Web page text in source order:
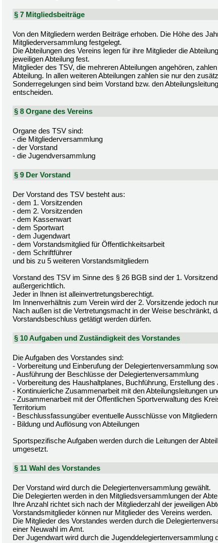
§ 7 Mitgliedsbeiträge
Von den Mitgliedern werden Beiträge erhoben. Die Höhe des
Mitgliederversammlung festgelegt.
Die Abteilungen des Vereins legen für ihre Mitglieder die
jeweiligen Abteilung fest.
Mitglieder des TSV, die mehreren Abteilungen angehören,
Abteilung. In allen weiteren Abteilungen zahlen sie nur den
Sonderregelungen sind beim Vorstand bzw. den
entscheiden.
§ 8 Organe des Vereins
Organe des TSV sind:
- die Mitgliederversammlung
- der Vorstand
- die Jugendversammlung
§ 9 Der Vorstand
Der Vorstand des TSV besteht aus:
- dem 1. Vorsitzenden
- dem 2. Vorsitzenden
- dem Kassenwart
- dem Sportwart
- dem Jugendwart
- dem Vorstandsmitglied für Öffentlichkeitsarbeit
- dem Schriftführer
und bis zu 5 weiteren Vorstandsmitgliedern
Vorstand des TSV im Sinne des § 26 BGB sind der 1.
außergerichtlich.
Jeder in Ihnen ist alleinvertretungsberechtigt.
Im Innenverhältnis zum Verein wird der 2. Vorsitzende jedoch
Nach außen ist die Vertretungsmacht in der Weise beschränkt,
Vorstandsbeschluss getätigt werden dürfen.
§ 10 Aufgaben und Zuständigkeit des Vorstandes
Die Aufgaben des Vorstandes sind:
- Vorbereitung und Einberufung der Delegiertenversammlung
- Ausführung der Beschlüsse der Delegiertenversammlung
- Vorbereitung des Haushaltplanes, Buchführung, Erstellung
- Kontinuierliche Zusammenarbeit mit den Abteilungsleitungen
- Zusammenarbeit mit der Öffentlichen Sportverwaltung des
Territorium
- Beschlussfassungüber eventuelle Ausschlüsse von Mitgliedern
- Bildung und Auflösung von Abteilungen
Sportspezifische Aufgaben werden durch die Leitungen der
umgesetzt.
§ 11 Wahl des Vorstandes
Der Vorstand wird durch die Delegiertenversammlung gewählt.
Die Delegierten werden in den Mitgliedsversammlungen der
Ihre Anzahl richtet sich nach der Mitgliederzahl der jeweiligen
Vorstandsmitglieder können nur Mitglieder des Vereins werden.
Die Mitglieder des Vorstandes werden durch die
einer Neuwahl im Amt.
Der Jugendwart wird durch die